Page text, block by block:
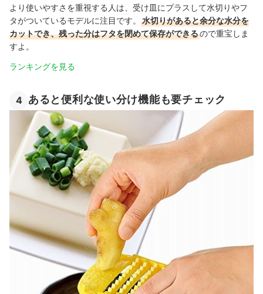
より使いやすさを重視する人は、受け皿にプラスして水切りやフ
タがついているモデルに注目です。
水切りがあると余分な水分を
カットでき、残った分はフタを閉めて保存ができるので重宝しま
すよ。
ランキングを見る
4 あると便利な使い分け機能も要チェック